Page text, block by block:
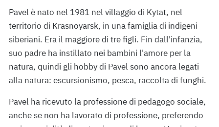
Pavel è nato nel 1981 nel villaggio di Kytat, nel
territorio di Krasnoyarsk, in una famiglia di indigeni
siberiani. Era il maggiore di tre figli. Fin dall'infanzia,
suo padre ha instillato nei bambini l'amore per la
natura, quindi gli hobby di Pavel sono ancora legati
alla natura: escursionismo, pesca, raccolta di funghi.
Pavel ha ricevuto la professione di pedagogo sociale,
anche se non ha lavorato di professione, preferendo